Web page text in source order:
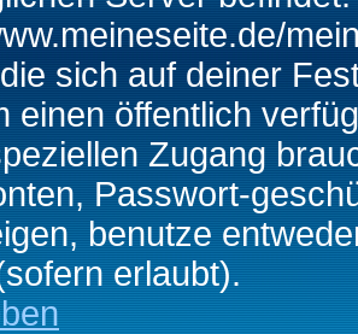
sich auf deiner
einen öffentlich
Zugang
Passwort-
benutze
erlaubt).